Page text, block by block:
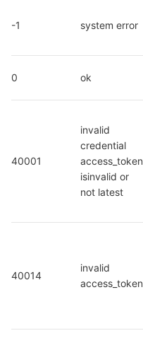
-1 system error
0 ok
40001
invalid
credential
access_token
isinvalid or
not latest
40014
invalid
access_token